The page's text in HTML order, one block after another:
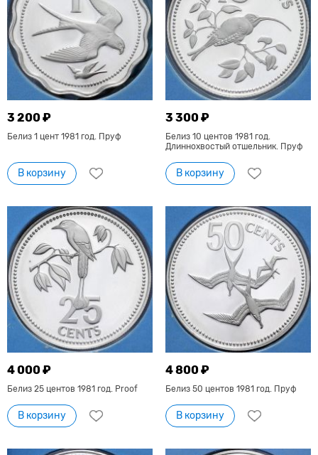
3 200 ₽
Белиз 1 цент 1981 год. Пруф
В корзину
3 300 ₽
Белиз 10 центов 1981 год.
Длиннохвостый отшельник. Пруф
В корзину
4 000 ₽
Белиз 25 центов 1981 год. Proof
В корзину
4 800 ₽
Белиз 50 центов 1981 год. Пруф
В корзину